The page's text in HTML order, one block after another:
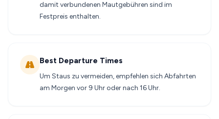
damit verbundenen Mautgebühren sind im
Festpreis enthalten.
Best Departure Times
Um Staus zu vermeiden, empfehlen sich Abfahrten
am Morgen vor 9 Uhr oder nach 16 Uhr.